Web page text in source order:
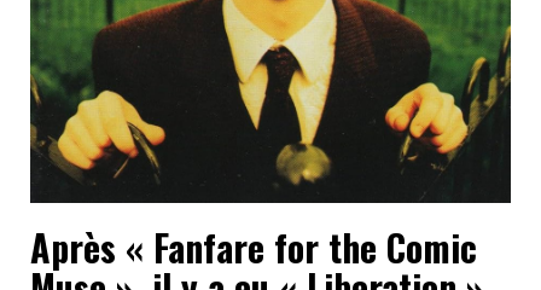
Après « Fanfare for the Comic